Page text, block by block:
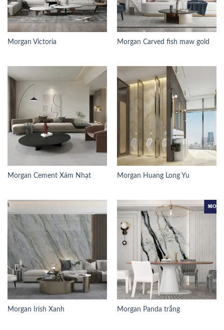
Morgan Victoria Morgan Carved fish maw gold
Morgan Cement Xám Nhạt Morgan Huang Long Yu
Morgan Irish Xanh Morgan Panda trắng